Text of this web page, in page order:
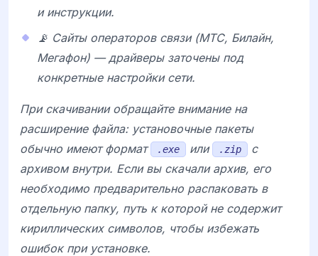
и инструкции.
📡 Сайты операторов связи (МТС, Билайн,
Мегафон) — драйверы заточены под
конкретные настройки сети.
При скачивании обращайте внимание на
расширение файла: установочные пакеты
обычно имеют формат
.exe или .zip
с
архивом внутри. Если вы скачали архив, его
необходимо предварительно распаковать в
отдельную папку, путь к которой не содержит
кириллических символов, чтобы избежать
ошибок при установке.